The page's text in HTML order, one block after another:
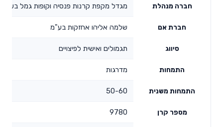
חברה מנהלת מגדל מקפת קרנות פנסיה וקופות גמל בע"מ
חברת אם שלמה אליהו אחזקות בע"מ
סיווג תגמולים ואישית לפיצויים
התמחות מדרגות
התמחות משנית 50-60
מספר קרן 9780